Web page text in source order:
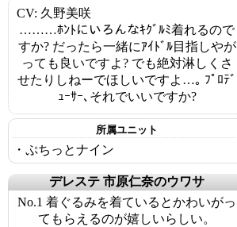
CV: 久野美咲
………ﾎﾝﾄにいろんなｷｸﾞﾙﾐ着れるので
すか? だったら一緒にｱｲﾄﾞﾙ目指しやが
っても良いですよ? でも絶対淋しくさ
せたりしねーでほしいですよ…｡ ﾌﾟﾛﾃﾞ
ｭｰｻｰ､それでいいですか?
所属ユニット
・ぷちっとナイン
デレステ 市原仁奈のウワサ
No.1 着ぐるみを着ているとかわいがっ
てもらえるのが嬉しいらしい。